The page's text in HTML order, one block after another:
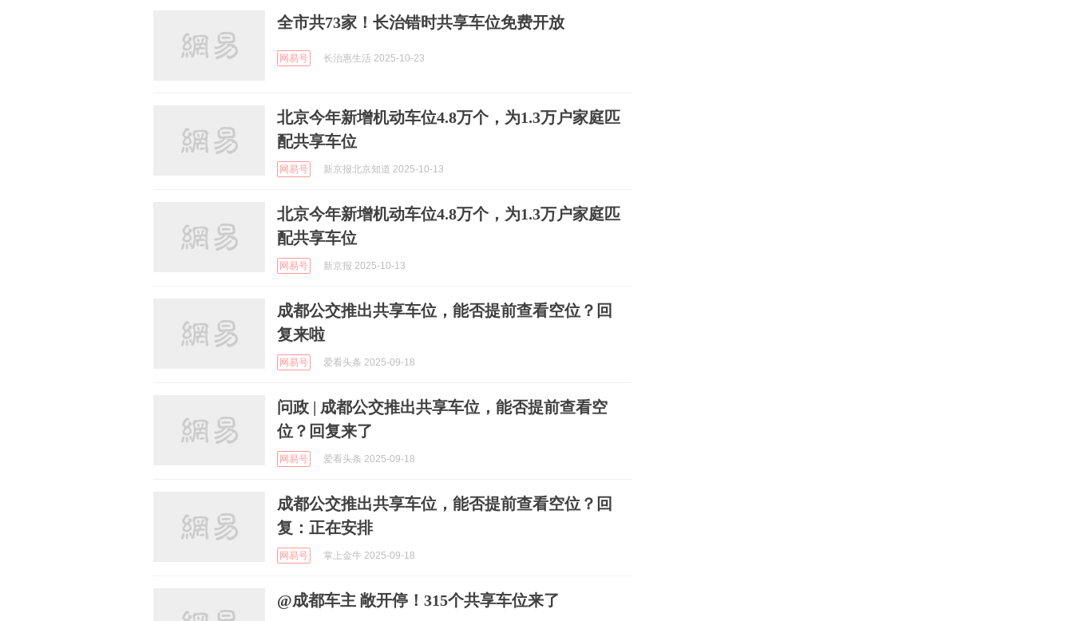
全市共73家！长治错时共享车位免费开放
网易号 长治惠生活 2025-10-23
北京今年新增机动车位4.8万个，为1.3万户家庭匹
配共享车位
网易号 新京报北京知道 2025-10-13
北京今年新增机动车位4.8万个，为1.3万户家庭匹
配共享车位
网易号 新京报 2025-10-13
成都公交推出共享车位，能否提前查看空位？回
复来啦
网易号 爱看头条 2025-09-18
问政 | 成都公交推出共享车位，能否提前查看空
位？回复来了
网易号 爱看头条 2025-09-18
成都公交推出共享车位，能否提前查看空位？回
复：正在安排
网易号 掌上金牛 2025-09-18
@成都车主 敞开停！315个共享车位来了